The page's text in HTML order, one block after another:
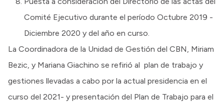
Comité Ejecutivo durante el período Octubre 2019 -
Diciembre 2020 y del año en curso.
La Coordinadora de la Unidad de Gestión del CBN, Miriam
Bezic, y Mariana Giachino se refirió al plan de trabajo y
gestiones llevadas a cabo por la actual presidencia en el
curso del 2021- y presentación del Plan de Trabajo para el